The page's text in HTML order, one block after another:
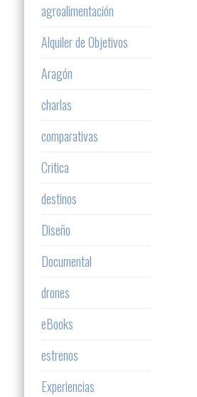
agroalimentación
Alquiler de Objetivos
Aragón
charlas
comparativas
Critica
destinos
Diseño
Documental
drones
eBooks
estrenos
Experiencias